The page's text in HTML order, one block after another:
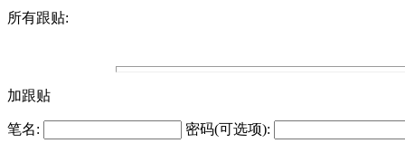
所有跟贴:
加跟贴
笔名: 密码(可选项):